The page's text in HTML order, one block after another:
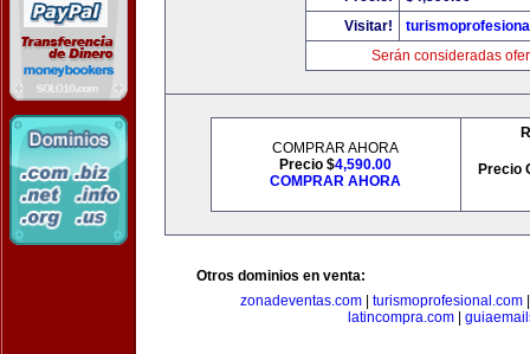
Visitar!
Serán consideradas
COMPRAR AHORA
Precio $4,590.00
COMPRAR AHORA
Precio
Otros dominios en venta:
zonadeventas.com| turismoprofesional.com
latincompra.com|